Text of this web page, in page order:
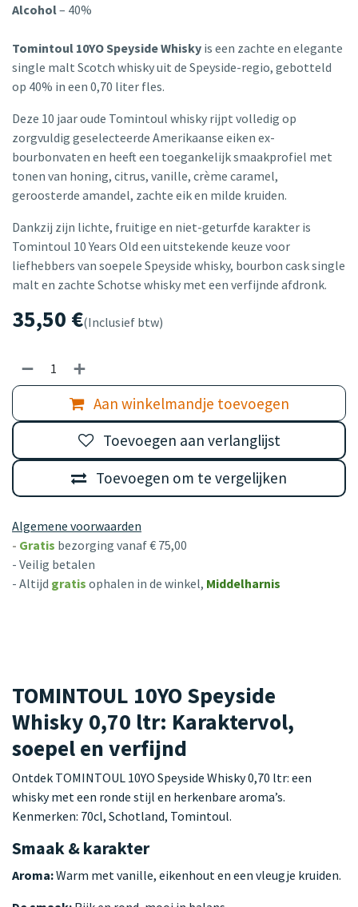
Alcohol– 40%
Tomintoul 10YO Speyside Whisky is een zachte en elegante
single malt Scotch whisky uit de Speyside-regio, gebotteld
op 40% in een 0,70 liter fles.
Deze 10 jaar oude Tomintoul whisky rijpt volledig op
zorgvuldig geselecteerde Amerikaanse eiken ex-
bourbonvaten en heeft een toegankelijk smaakprofiel met
tonen van honing, citrus, vanille, crème caramel,
geroosterde amandel, zachte eik en milde kruiden.
Dankzij zijn lichte, fruitige en niet-geturfde karakter is
Tomintoul 10 Years Old een uitstekende keuze voor
liefhebbers van soepele Speyside whisky, bourbon cask single
malt en zachte Schotse whisky met een verfijnde afdronk.
35,50 €(Inclusief btw)
Aan winkelmandje toevoegen
Toevoegen om te vergelijken
Toevoegen aan verlanglijst
Algemene voorwaarden
- Gratis bezorging vanaf € 75,00
- Veilig betalen
- Altijd gratis ophalen in de winkel, Middelharnis
TOMINTOUL 10YO Speyside
Whisky 0,70 ltr: Karaktervol,
soepel en verfijnd
Ontdek TOMINTOUL 10YO Speyside Whisky 0,70 ltr: een
whisky met een ronde stijl en herkenbare aroma’s.
Kenmerken: 70cl, Schotland, Tomintoul.
Smaak & karakter
Aroma:Warm met vanille, eikenhout en een vleugje kruiden.